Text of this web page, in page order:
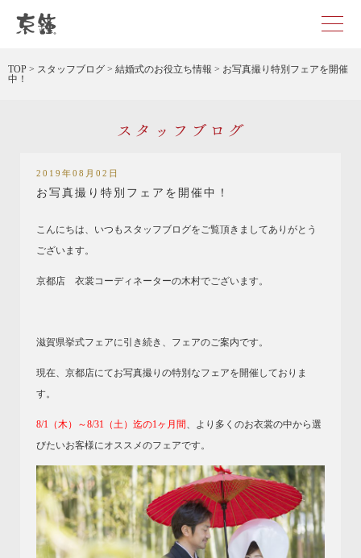
TOP > スタッフブログ > 結婚式のお役立ち情報 > お写真撮り特別フェアを開催
中！
スタッフブログ
2019年08月02日
お写真撮り特別フェアを開催中！
こんにちは、いつもスタッフブログをご覧頂きましてありがとう
ございます。
京都店 衣裳コーディネーターの木村でございます。
滋賀県挙式フェアに引き続き、フェアのご案内です。
現在、京都店にてお写真撮りの特別なフェアを開催しておりま
す。
8/1（木）～8/31（土）迄の1ヶ月間、より多くのお衣裳の中から選
びたいお客様にオススメのフェアです。